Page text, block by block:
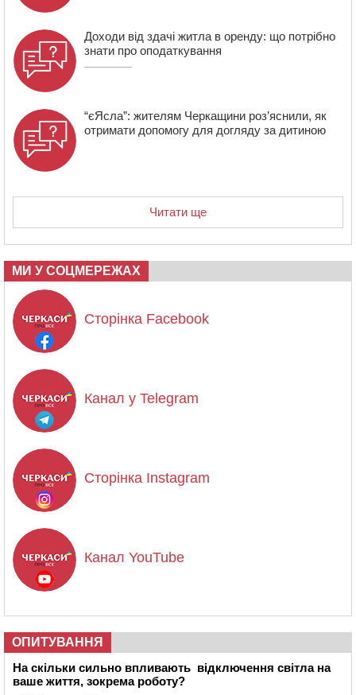
Доходи від здачі житла в оренду: що потрібно
знати про оподаткування
“єЯсла”: жителям Черкащини роз’яснили, як
отримати допомогу для догляду за дитиною
Читати ще
МИ У СОЦМЕРЕЖАХ
Сторінка Facebook
Канал у Telegram
Сторінка Instagram
Канал YouTube
ОПИТУВАННЯ
На скільки сильно впливають відключення світла на
ваше життя, зокрема роботу?